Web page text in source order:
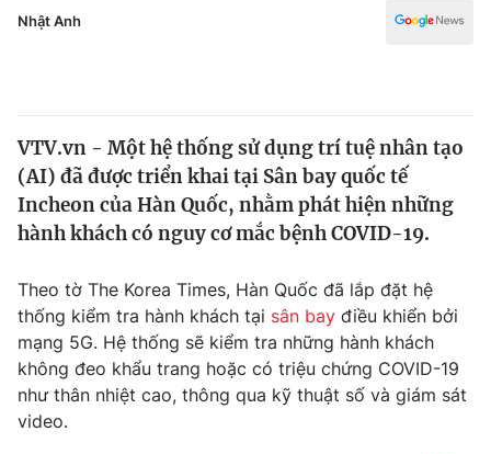
Thế giới
Tin tức
Câu chuyện quốc tế
Tài chính
Thị trường
Góc doanh nghiệp
Dữ liệu và đời sống
Truyền hình
Phim VTV
Nhật Anh
VTV.vn - Một hệ thống sử dụng trí tuệ nhân tạo
(AI) đã được triển khai tại Sân bay quốc tế
Incheon của Hàn Quốc, nhằm phát hiện những
hành khách có nguy cơ mắc bệnh COVID-19.
Theo tờ The Korea Times, Hàn Quốc đã lắp đặt hệ
thống kiểm tra hành khách tại sân bay điều khiển bởi
mạng 5G. Hệ thống sẽ kiểm tra những hành khách
không đeo khẩu trang hoặc có triệu chứng COVID-19
như thân nhiệt cao, thông qua kỹ thuật số và giám sát
video.